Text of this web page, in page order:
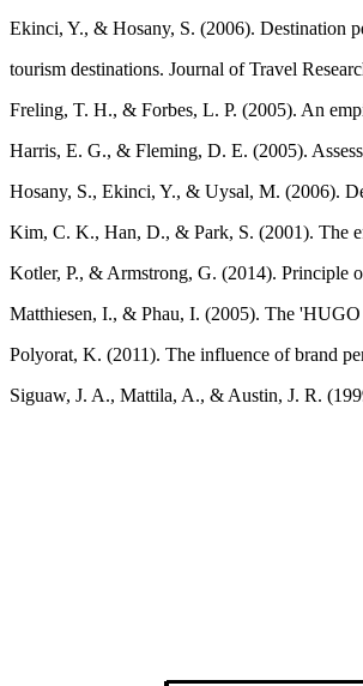
Ekinci, Y., & Hosany, S. (2006). Destination
tourism destinations. Journal of Travel
Freling, T. H., & Forbes, L. P. (2005). An
Harris, E. G., & Fleming, D. E. (2005).
Hosany, S., Ekinci, Y., & Uysal, M. (2006).
Kim, C. K., Han, D., & Park, S. (2001). The
Kotler, P., & Armstrong, G. (2014). Principle
Matthiesen, I., & Phau, I. (2005). The
Polyorat, K. (2011). The influence of brand
Siguaw, J. A., Mattila, A., & Austin, J. R.